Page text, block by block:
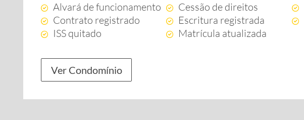
Alvará de funcionamento Cessão de direitos
Contrato registrado
Escritura registrada
ISS quitado
Matrícula atualizada
Ver Condomínio